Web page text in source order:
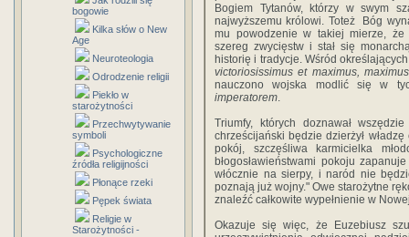
bogowie
Kilka słów o New
Age
Neuroteologia
Odrodzenie religii
Piekło w
starożytności
Przechwytywanie
symboli
Psychologiczne
źródła religijności
Płonące rzeki
Pępek świata
Religie w
Starożytności -
Bogiem Tytanów, którzy w swym
najwyższemu królowi. Toteż Bóg
mu po­wodzenie w takiej mierze, że
szereg zwycięstw i stał się
historię i tradycje. Wśród
victoriosissimus et maximus,
nauczono wojska modlić się w
imperatorem.
Triumfy, których doznawał
chrześcijański będzie dzierżył
pokój, szczęśliwa karmicielka
błogosławieństwa­mi pokoju
włócznie na sierpy, i naród nie
poznają już wojny." Owe starożytne
znaleźć całkowite wypełnienie w
Okazuje się więc, że Euzebiusz